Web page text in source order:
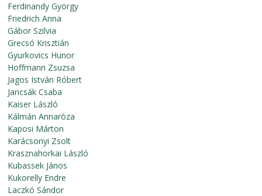
Ferdinandy György
Friedrich Anna
Gábor Szilvia
Grecsó Krisztián
Gyurkovics Hunor
Hoffmann Zsuzsa
Jagos István Róbert
Jancsák Csaba
Kaiser László
Kálmán Annaróza
Kaposi Márton
Karácsonyi Zsolt
Krasznahorkai László
Kubassek János
Kukorelly Endre
Laczkó Sándor